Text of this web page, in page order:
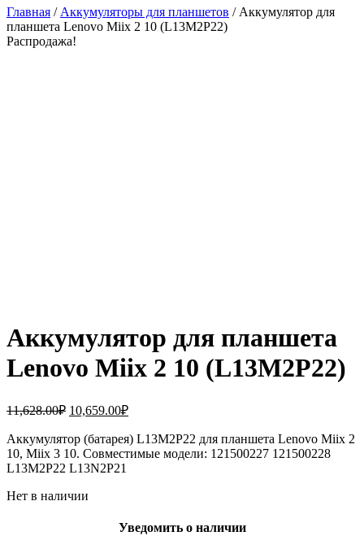
Главная / Аккумуляторы для планшетов / Аккумулятор для
планшета Lenovo Miix 2 10 (L13M2P22)
Распродажа!
Аккумулятор для планшета
Lenovo Miix 2 10 (L13M2P22)
11,628.00₽ Первоначальная
составляла
11,628.00₽.
10,659.00₽Текущая
10,659.00₽.
Аккумулятор (батарея) L13M2P22 для планшета Lenovo Miix 2
10, Miix 3 10. Совместимые модели: 121500227 121500228
L13M2P22 L13N2P21
Нет в наличии
Уведомить о наличии